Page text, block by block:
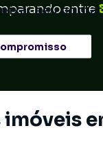
seu entre